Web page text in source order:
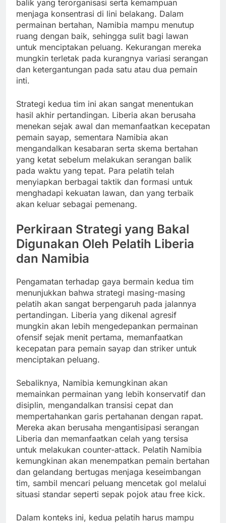
balik yang terorganisasi serta kemampuan
menjaga konsentrasi di lini belakang. Dalam
permainan bertahan, Namibia mampu menutup
ruang dengan baik, sehingga sulit bagi lawan
untuk menciptakan peluang. Kekurangan mereka
mungkin terletak pada kurangnya variasi serangan
dan ketergantungan pada satu atau dua pemain
inti.
Strategi kedua tim ini akan sangat menentukan
hasil akhir pertandingan. Liberia akan berusaha
menekan sejak awal dan memanfaatkan kecepatan
pemain sayap, sementara Namibia akan
mengandalkan kesabaran serta skema bertahan
yang ketat sebelum melakukan serangan balik
pada waktu yang tepat. Para pelatih telah
menyiapkan berbagai taktik dan formasi untuk
menghadapi kekuatan lawan, dan yang terbaik
akan keluar sebagai pemenang.
Perkiraan Strategi yang Bakal
Digunakan Oleh Pelatih Liberia
dan Namibia
Pengamatan terhadap gaya bermain kedua tim
menunjukkan bahwa strategi masing-masing
pelatih akan sangat berpengaruh pada jalannya
pertandingan. Liberia yang dikenal agresif
mungkin akan lebih mengedepankan permainan
ofensif sejak menit pertama, memanfaatkan
kecepatan para pemain sayap dan striker untuk
menciptakan peluang.
Sebaliknya, Namibia kemungkinan akan
memainkan permainan yang lebih konservatif dan
disiplin, mengandalkan transisi cepat dan
mempertahankan garis pertahanan dengan rapat.
Mereka akan berusaha mengantisipasi serangan
Liberia dan memanfaatkan celah yang tersisa
untuk melakukan counter-attack. Pelatih Namibia
kemungkinan akan menempatkan pemain bertahan
dan gelandang bertugas menjaga keseimbangan
tim, sambil mencari peluang mencetak gol melalui
situasi standar seperti sepak pojok atau free kick.
Dalam konteks ini, kedua pelatih harus mampu